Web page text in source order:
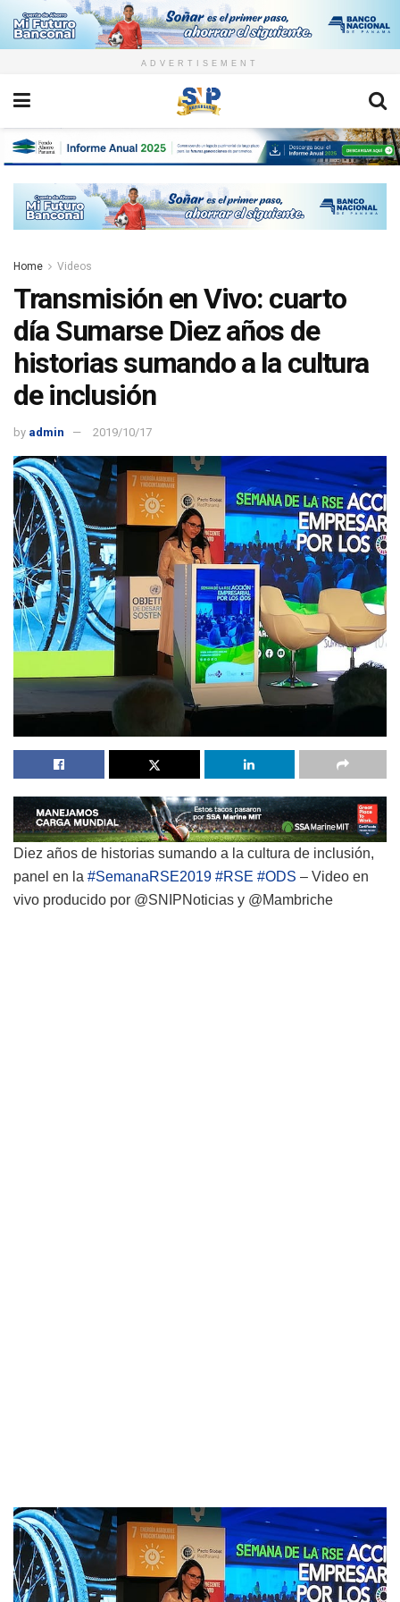
ADVERTISEMENT
Home Videos
Transmisión en Vivo: cuarto
día Sumarse Diez años de
historias sumando a la cultura
de inclusión
by admin 2019/10/17
Diez años de historias sumando a la cultura de inclusión,
panel en la #SemanaRSE2019 #RSE #ODS – Video en
vivo producido por @SNIPNoticias y @Mambriche